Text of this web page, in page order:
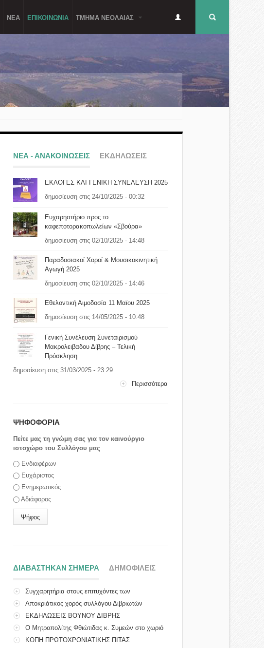
ΝΕΑ ΕΠΙΚΟΙΝΩΝΙΑ ΤΜΗΜΑ ΝΕΟΛΑΙΑΣ
αναζήτησης
μενού
ΝΕΑ - ΑΝΑΚΟΙΝΩΣΕΙΣ ΕΚΔΗΛΩΣΕΙΣ
ΕΚΛΟΓΕΣ ΚΑΙ ΓΕΝΙΚΗ ΣΥΝΕΛΕΥΣΗ 2025
δημοσίευση στις 24/10/2025 - 00:32
Ευχαρηστήριο προς το
καφεποτορακοπωλείων «Σβούρα»
δημοσίευση στις 02/10/2025 - 14:48
Παραδοσιακοί Χοροί & Μουσικοκινητική
Αγωγή 2025
δημοσίευση στις 02/10/2025 - 14:46
Εθελοντική Αιμοδοσία 11 Μαϊου 2025
δημοσίευση στις 14/05/2025 - 10:48
Γενική Συνέλευση Συνεταιρισμού
Μακρολειβαδου Δίβρης – Τελική
Πρόσκληση
δημοσίευση στις 31/03/2025 - 23:29
Περισσότερα
ΨΗΦΟΦΟΡΙΑ
Πείτε μας τη γνώμη σας για τον καινούργιο
ιστοχώρο του Συλλόγου μας
Επιλογές
Ενδιαφέρων
Ευχάριστος
Ενημερωτικός
Αδιάφορος
ΔΙΑΒΑΣΤΗΚΑΝ ΣΗΜΕΡΑ (ΕΝΕΡΓΗ ΚΑΡΤΕΛΑ)
ΔΗΜΟΦΙΛΕΙΣ
Συγχαρητήρια στους επιτυχόντες των
Πανελλαδικών Εξ...
Αποκριάτικος χορός συλλόγου Διβριωτών
ΕΚΔΗΛΩΣΕΙΣ ΒΟΥΝΟΥ ΔΙΒΡΗΣ
Ο Μητροπολίτης Φθιώτιδας κ. Συμεών στο χωριό
και τ...ΚΟΠΗ ΠΡΩΤΟΧΡΟΝΙΑΤΙΚΗΣ ΠΙΤΑΣ